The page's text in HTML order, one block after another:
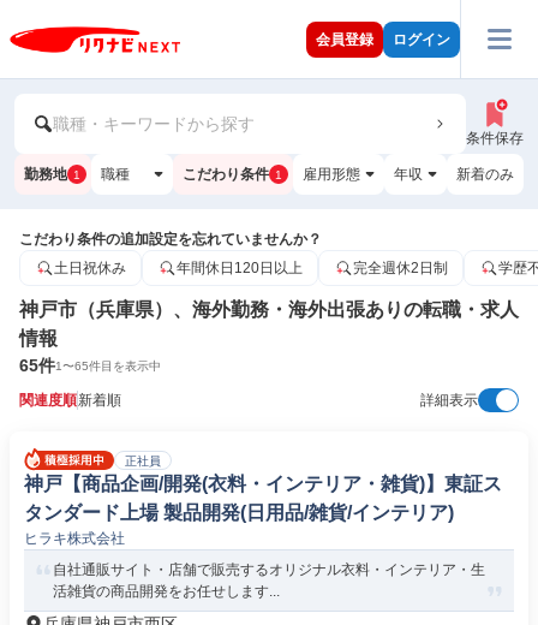
会員登録 ログイン
職種・キーワードから探す
条件保存
勤務地 1 職種 こだわり条件 1 雇用形態 年収 新着のみ
こだわり条件の追加設定を忘れていませんか？
土日祝休み
年間休日120日以上 完全週休2日制 学歴
神戸市（兵庫県）、海外勤務・海外出張ありの転職・求人
情報
65件1〜65件目を表示中
関連度順新着順 詳細表示
正社員
神戸【商品企画/開発(衣料・インテリア・雑貨)】東証ス
タンダード上場 製品開発(日用品/雑貨/インテリア)
ヒラキ株式会社
自社通販サイト・店舗で販売するオリジナル衣料・インテリア・生
活雑貨の商品開発をお任せします...